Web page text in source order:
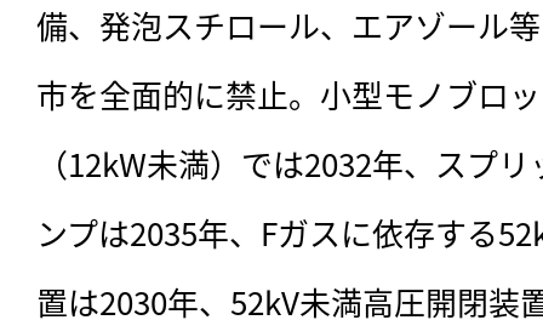
備、発泡スチロール、エアゾール
市を全面的に禁止。小型モノブロ
（12kW未満）では2032年、スプ
ンプは2035年、Fガスに依存する
置は2030年、52kV未満高圧開閉装